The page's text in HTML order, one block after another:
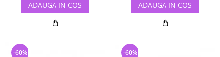
ADAUGA IN COS ADAUGA IN COS
-60% -60%